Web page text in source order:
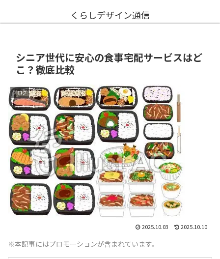
くらしデザイン通信
シニア世代に安心の食事宅配サービスはど
こ？徹底比較
ブログ
2025.10.03 2025.10.10
※本記事にはプロモーションが含まれています。